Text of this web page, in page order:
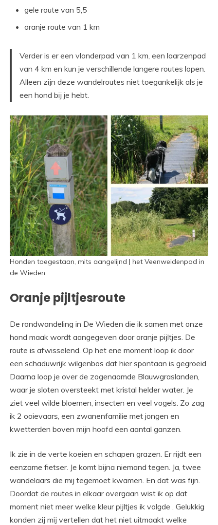
gele route van 5,5
oranje route van 1 km
Verder is er een vlonderpad van 1 km, een laarzenpad
van 4 km en kun je verschillende langere routes lopen.
Alleen zijn deze wandelroutes niet toegankelijk als je
een hond bij je hebt.
Honden toegestaan, mits aangelijnd | het Veenweidenpad in
de Wieden
Oranje pijltjesroute
De rondwandeling in De Wieden die ik samen met onze
hond maak wordt aangegeven door oranje pijltjes. De
route is afwisselend. Op het ene moment loop ik door
een schaduwrijk wilgenbos dat hier spontaan is gegroeid.
Daarna loop je over de zogenaamde Blauwgraslanden,
waar je sloten oversteekt met kristal helder water. Je
ziet veel wilde bloemen, insecten en veel vogels. Zo zag
ik 2 ooievaars, een zwanenfamilie met jongen en
kwetterden boven mijn hoofd een aantal ganzen.
Ik zie in de verte koeien en schapen grazen. Er rijdt een
eenzame fietser. Je komt bijna niemand tegen. Ja, twee
wandelaars die mij tegemoet kwamen. En dat was fijn.
Doordat de routes in elkaar overgaan wist ik op dat
moment niet meer welke kleur pijltjes ik volgde . Gelukkig
konden zij mij vertellen dat het niet uitmaakt welke